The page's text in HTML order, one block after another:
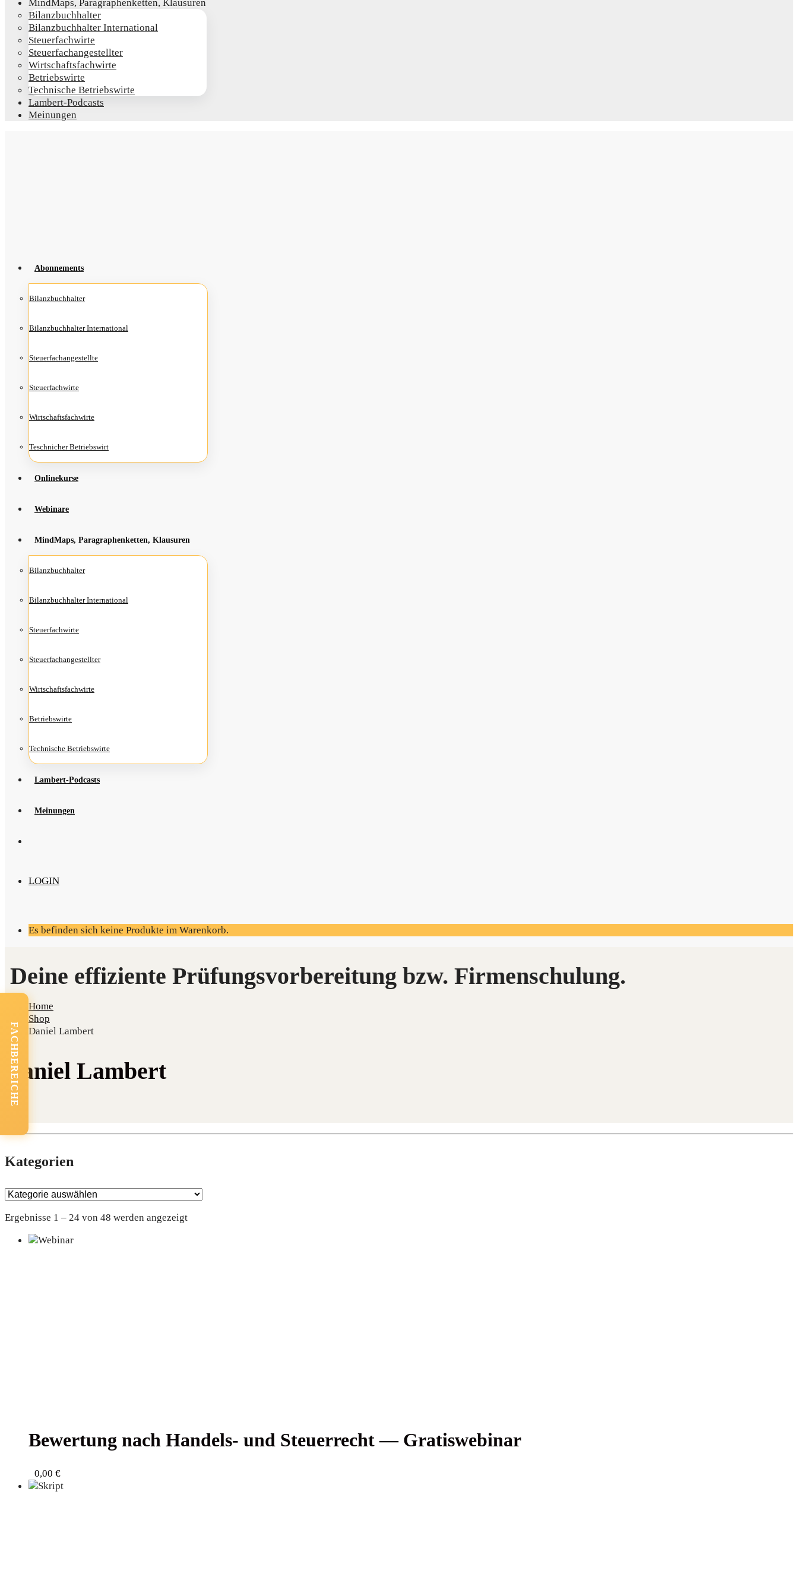
Mind­Maps, Para­gra­phen­ket­ten, Klausuren
Bilanz­buch­hal­ter
Bilanz­buch­hal­ter International
Steu­er­fach­wir­te
Steu­er­fach­an­ge­stell­ter
Wirt­schafts­fach­wir­te
Betriebs­wir­te
Tech­ni­sche Betriebswirte
Lam­­bert-Pod­­casts
Mei­nun­gen
Abon­ne­ments
Bilanz­buch­hal­ter
Bilanz­buch­hal­ter International
Steu­er­fach­an­ge­stell­te
Steu­er­fach­wir­te
Wirt­schafts­fach­wir­te
Teschni­cher Betriebswirt
Online­kur­se
Web­i­na­re
Mind­Maps, Para­gra­phen­ket­ten, Klausuren
Bilanz­buch­hal­ter
Bilanz­buch­hal­ter International
Steu­er­fach­wir­te
Steu­er­fach­an­ge­stell­ter
Wirt­schafts­fach­wir­te
Betriebs­wir­te
Tech­ni­sche Betriebswirte
Lam­­bert-Pod­­casts
Mei­nun­gen
LOGIN
Es befinden sich keine Produkte im Warenkorb.
Home
Shop
Daniel Lambert
Daniel Lambert
Kate­go­rien
Ergebnisse 1 – 24 von 48 werden angezeigt
Bewer­tung nach Han­dels- und Steu­er­recht — Gratiswebinar
0,00 €
FACHBEREICHE